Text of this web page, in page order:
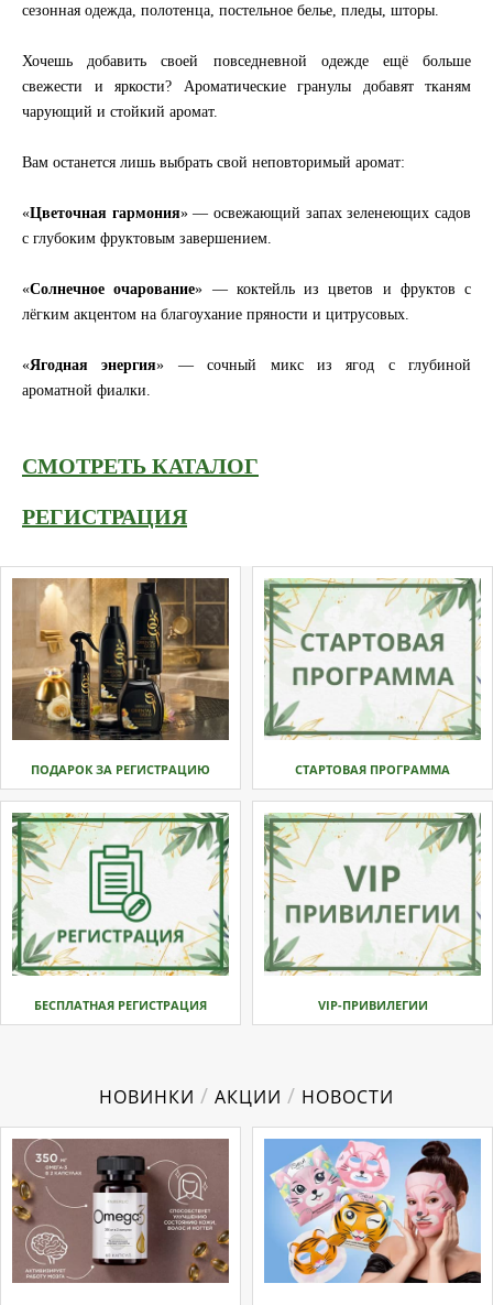
сезонная одежда, полотенца, постельное белье, пледы, шторы.
Хочешь добавить своей повседневной одежде ещё больше
свежести и яркости? Ароматические гранулы добавят тканям
чарующий и стойкий аромат.
Вам останется лишь выбрать свой неповторимый аромат:
«Цветочная гармония» — освежающий запах зеленеющих садов
с глубоким фруктовым завершением.
«Солнечное очарование» — коктейль из цветов и фруктов с
лёгким акцентом на благоухание пряности и цитрусовых.
«Ягодная энергия» — сочный микс из ягод с глубиной
ароматной фиалки.
СМОТРЕТЬ КАТАЛОГ
РЕГИСТРАЦИЯ
ПОДАРОК ЗА РЕГИСТРАЦИЮ СТАРТОВАЯ ПРОГРАММА
БЕСПЛАТНАЯ РЕГИСТРАЦИЯ VIP-ПРИВИЛЕГИИ
НОВИНКИ / АКЦИИ / НОВОСТИ